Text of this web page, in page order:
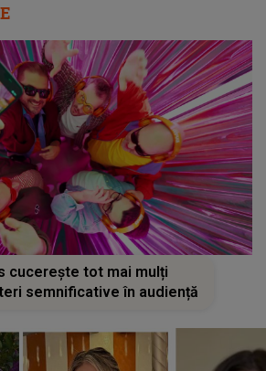
cucerește tot mai mulți
semnificative în audiență